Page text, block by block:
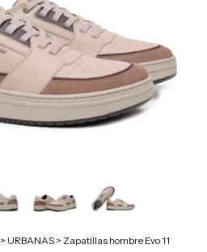
> URBANAS > Zapatillas hombre Evo 11